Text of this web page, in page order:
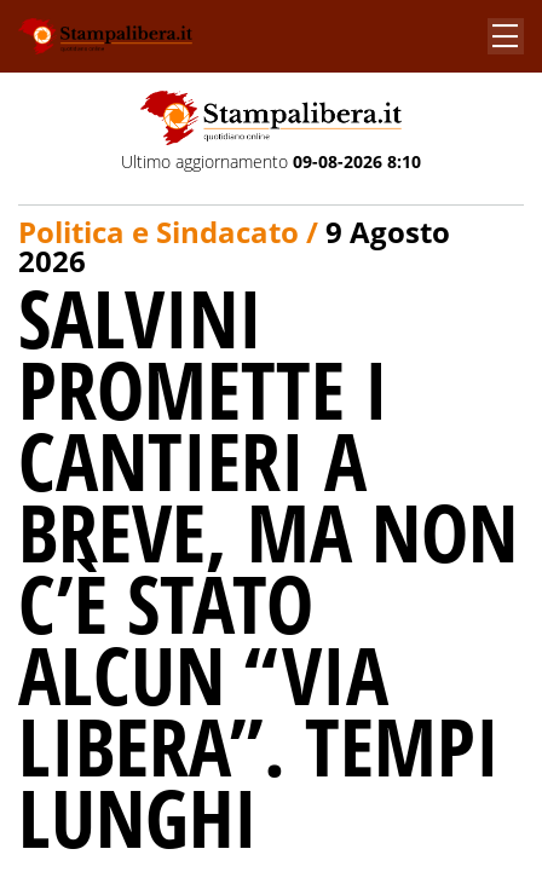
Ultimo aggiornamento 09-08-2026 8:10
Politica e Sindacato /9 Agosto
2026
SALVINI
PROMETTE I
CANTIERI A
BREVE, MA NON
C’È STATO
ALCUN “VIA
LIBERA”. TEMPI
LUNGHI